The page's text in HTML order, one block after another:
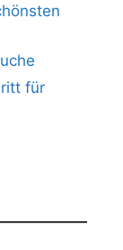
für